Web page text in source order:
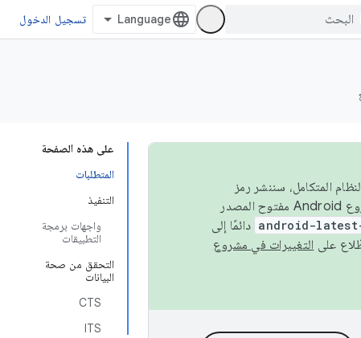
تسجيل الدخول
على هذه الصفحة
المتطلبات
التنفيذ
واجهات برمجة
التطبيقات
التحقق من صحة
البيانات
CTS
ITS
النظام المتكامل، سننشر رمز
المصدر في مشروع Android مفتوح المصدر (AOSP) في الربعَين الثاني والرابع. لبناء مشروع Android مفتوح المصدر
android- دائمًا إلى
التغييرات في مشروع